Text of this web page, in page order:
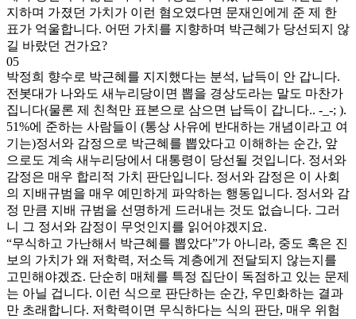
지하며 가졌던 가치가 이런 혐오였다면 문재인에게 준 제 한
표가 억울합니다. 어떤 가치를 지향하며 박근혜가 당선되지 않
길 바랐던 건가요?
05
박정희 향수로 박근혜를 지지했다는 분석, 납득이 안 갑니다.
전봇대가 나와도 새누리당이면 뽑을 경상도라는 말도 마찬가
집니다(물론 제 친척만 표본으로 삼으면 납득이 갑니다.. -_-; ).
51%에 준하는 사람들이 (통상 사유에 반대하는 개념이라고 여
기는)정서와 감정으로 박근혜를 뽑았다고 이해하는 순간, 앞
으로도 계속 새누리당에서 대통령이 당선될 것입니다. 정서와
감정은 매우 합리적 가치 판단입니다. 정서와 감정은 이 사회
의 지배규범을 매우 예민하게 파악하는 행동입니다. 정서와 감
정 만큼 지배 규범을 선명하게 드러내는 것도 없습니다. 그러
니 그 정서와 감정이 무엇인지를 읽어야겠지요.
“무식하고 가난해서 박근혜를 뽑았다”가 아니라, 중도 혹은 진
보의 가치가 왜 저학력, 저소득 계층에게 전달되지 않는지를
고민해야겠죠. 단순히 매체를 특정 집단이 독점하고 있는 문제
는 아닐 겁니다. 이런 식으로 판단하는 순간, 우민화하는 결과
만 초래합니다. 저학력이면 무식하다는 식의 판단, 매우 위험